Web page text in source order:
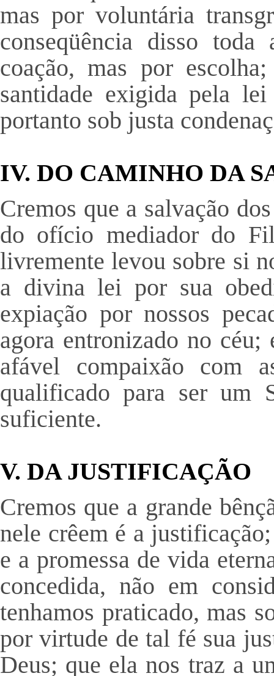
mas por voluntária
conseqüência disso
coação, mas por
santidade exigida pela
portanto sob justa
IV. DO CAMINHO DA
Cremos que a salvação
do ofício mediador do
livremente levou sobre si
a divina lei por sua
expiação por nossos
agora entronizado no
afável compaixão com
qualificado para ser um
suficiente.
V. DA JUSTIFICAÇÃO
Cremos que a grande
nele crêem é a
e a promessa de vida
concedida, não em
tenhamos praticado, mas
por virtude de tal fé sua
Deus; que ela nos traz a